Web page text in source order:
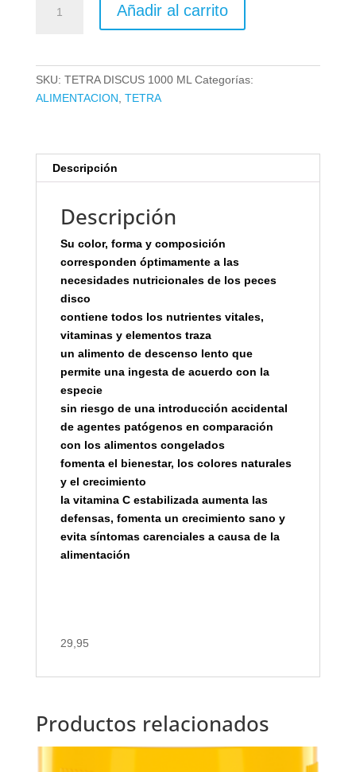
DISCUS
Añadir al carrito
SKU: TETRA DISCUS 1000 ML Categorías:
ALIMENTACION TETRA
Descripción
Descripción
Su color, forma y composición
corresponden óptimamente a las
necesidades nutricionales de los peces
disco
contiene todos los nutrientes vitales,
vitaminas y elementos traza
un alimento de descenso lento que
permite una ingesta de acuerdo con la
especie
sin riesgo de una introducción accidental
de agentes patógenos en comparación
con los alimentos congelados
fomenta el bienestar, los colores naturales
y el crecimiento
la vitamina C estabilizada aumenta las
defensas, fomenta un crecimiento sano y
evita síntomas carenciales a causa de la
alimentación
29,95
Productos relacionados